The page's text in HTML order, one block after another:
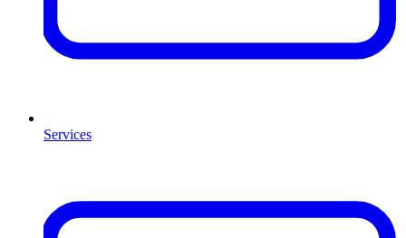
Services